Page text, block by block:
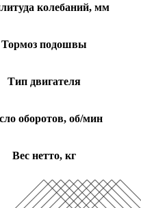
колебаний, мм
Тормоз подошвы
Тип двигателя
оборотов, об/мин
Вес нетто, кг